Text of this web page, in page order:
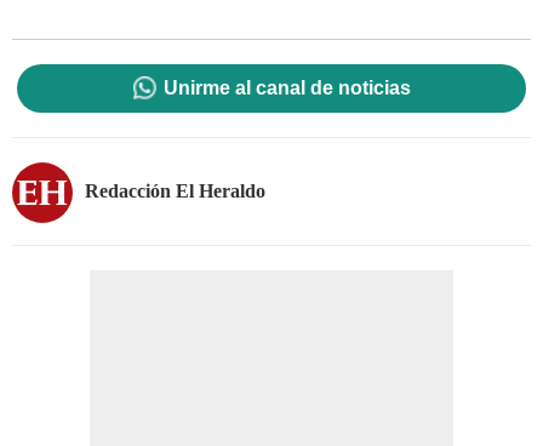
Unirme al canal de noticias
Redacción El Heraldo